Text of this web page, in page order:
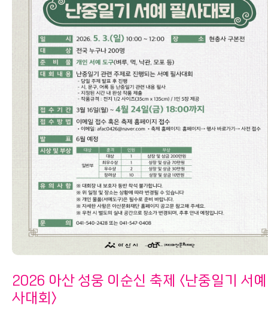
2026 아산 성웅 이순신 축제 <난중일기 서
사대회>